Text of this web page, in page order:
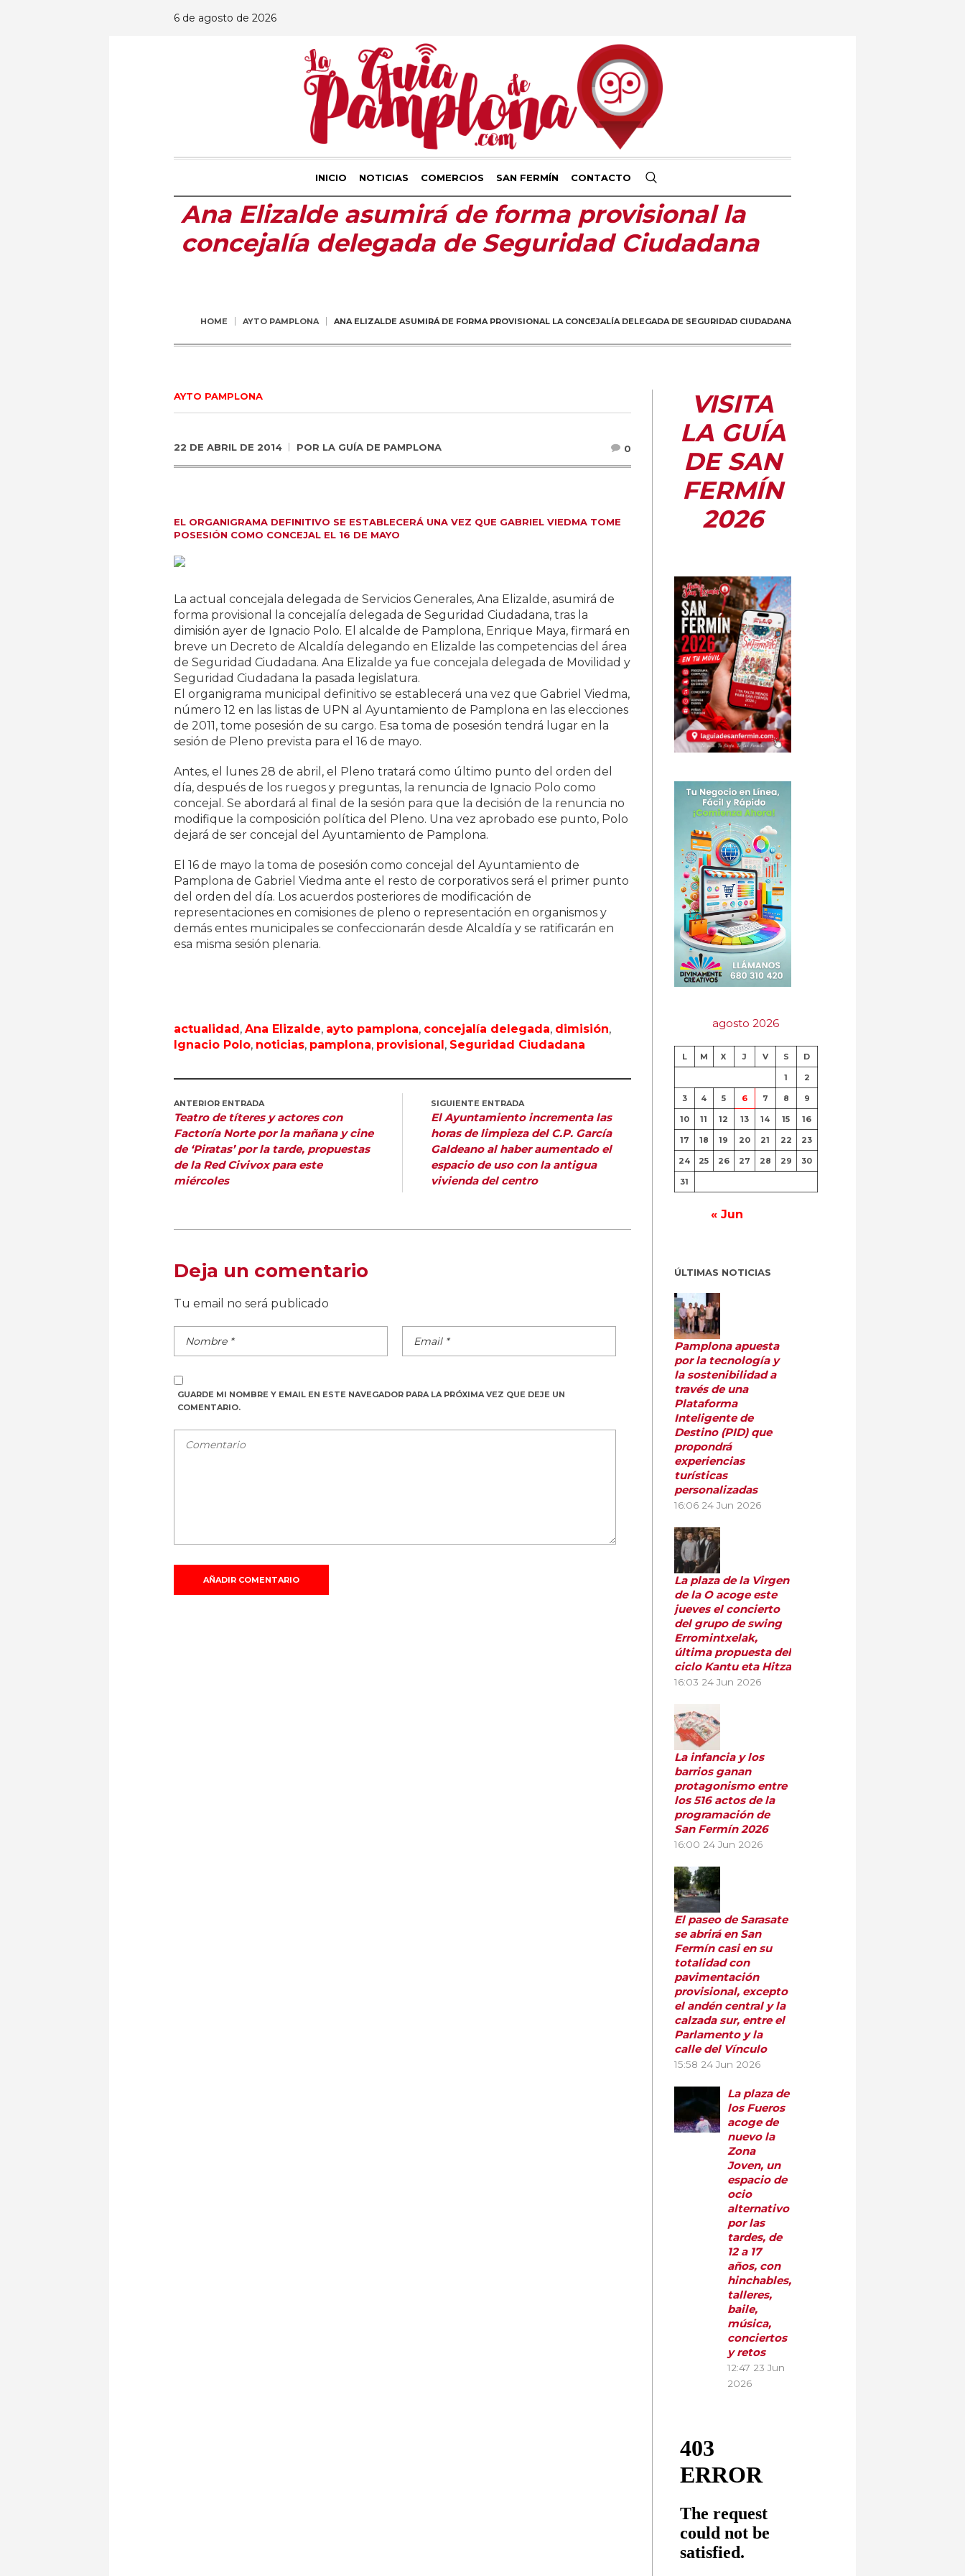
6 de agosto de 2026
INICIO NOTICIAS COMERCIOS SAN FERMÍN CONTACTO
Ana Elizalde asumirá de forma provisional la
concejalía delegada de Seguridad Ciudadana
HOME AYTO PAMPLONA ANA ELIZALDE ASUMIRÁ DE FORMA PROVISIONAL LA CONCEJALÍA DELEGADA DE SEGURIDAD CIUDADANA
AYTO PAMPLONA
22 DE ABRIL DE 2014 POR LA GUÍA DE PAMPLONA 0
EL ORGANIGRAMA DEFINITIVO SE ESTABLECERÁ UNA VEZ QUE GABRIEL VIEDMA TOME
POSESIÓN COMO CONCEJAL EL 16 DE MAYO
La actual concejala delegada de Servicios Generales, Ana Elizalde, asumirá de
forma provisional la concejalía delegada de Seguridad Ciudadana, tras la
dimisión ayer de Ignacio Polo. El alcalde de Pamplona, Enrique Maya, firmará en
breve un Decreto de Alcaldía delegando en Elizalde las competencias del área
de Seguridad Ciudadana. Ana Elizalde ya fue concejala delegada de Movilidad y
Seguridad Ciudadana la pasada legislatura.
El organigrama municipal definitivo se establecerá una vez que Gabriel Viedma,
número 12 en las listas de UPN al Ayuntamiento de Pamplona en las elecciones
de 2011, tome posesión de su cargo. Esa toma de posesión tendrá lugar en la
sesión de Pleno prevista para el 16 de mayo.
Antes, el lunes 28 de abril, el Pleno tratará como último punto del orden del
día, después de los ruegos y preguntas, la renuncia de Ignacio Polo como
concejal. Se abordará al final de la sesión para que la decisión de la renuncia no
modifique la composición política del Pleno. Una vez aprobado ese punto, Polo
dejará de ser concejal del Ayuntamiento de Pamplona.
El 16 de mayo la toma de posesión como concejal del Ayuntamiento de
Pamplona de Gabriel Viedma ante el resto de corporativos será el primer punto
del orden del día. Los acuerdos posteriores de modificación de
representaciones en comisiones de pleno o representación en organismos y
demás entes municipales se confeccionarán desde Alcaldía y se ratificarán en
esa misma sesión plenaria.
actualidad, Ana Elizalde, ayto pamplona, concejalía delegada, dimisión,
Ignacio Polo, noticias, pamplona, provisional, Seguridad Ciudadana
ANTERIOR ENTRADA
Teatro de títeres y actores con
Factoría Norte por la mañana y cine
de ‘Piratas’ por la tarde, propuestas
de la Red Civivox para este
miércoles
SIGUIENTE ENTRADA
El Ayuntamiento incrementa las
horas de limpieza del C.P. García
Galdeano al haber aumentado el
espacio de uso con la antigua
vivienda del centro
Deja un comentario
Tu email no será publicado
GUARDE MI NOMBRE Y EMAIL EN ESTE NAVEGADOR PARA LA PRÓXIMA VEZ QUE DEJE UN
COMENTARIO.
VISITA
LA GUÍA
DE SAN
FERMÍN
2026
agosto 2026
L M X J V S D
1 2
3 4 5 6 7 8 9
10 11 12 13 14 15 16
17 18 19 20 21 22 23
24 25 26 27 28 29 30
31
« Jun
ÚLTIMAS NOTICIAS
Pamplona apuesta
por la tecnología y
la sostenibilidad a
través de una
Plataforma
Inteligente de
Destino (PID) que
propondrá
experiencias
turísticas
personalizadas
16:06 24 Jun 2026
La plaza de la Virgen
de la O acoge este
jueves el concierto
del grupo de swing
Erromintxelak,
última propuesta del
ciclo Kantu eta Hitza
16:03 24 Jun 2026
La infancia y los
barrios ganan
protagonismo entre
los 516 actos de la
programación de
San Fermín 2026
16:00 24 Jun 2026
El paseo de Sarasate
se abrirá en San
Fermín casi en su
totalidad con
pavimentación
provisional, excepto
el andén central y la
calzada sur, entre el
Parlamento y la
calle del Vínculo
15:58 24 Jun 2026
La plaza de
los Fueros
acoge de
nuevo la
Zona
Joven, un
espacio de
ocio
alternativo
por las
tardes, de
12 a 17
años, con
hinchables,
talleres,
baile,
música,
conciertos
y retos
12:47 23 Jun
2026